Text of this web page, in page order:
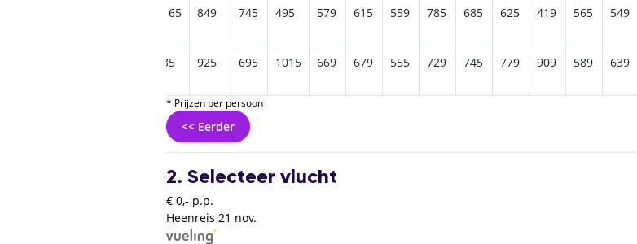
1165 849 745 495 579 615 559 785 685 625 419 565 549
935 925 695 1015 669 679 555 729 745 779 909 589 639
* Prijzen per persoon
<< Eerder
2. Selecteer vlucht
€ 0,- p.p.
Heenreis 21 nov.